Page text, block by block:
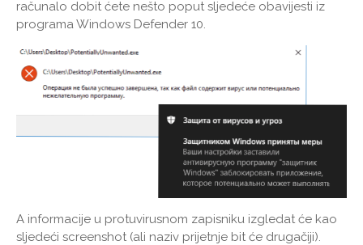
računalo dobit ćete nešto poput sljedeće obavijesti iz
programa Windows Defender 10.
A informacije u protuvirusnom zapisniku izgledat će kao
sljedeći screenshot (ali naziv prijetnje bit će drugačiji).